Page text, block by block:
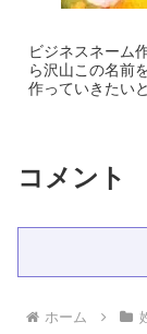
ビジネスネーム
ら沢山この名前
作っていきたい
コメント
ホーム